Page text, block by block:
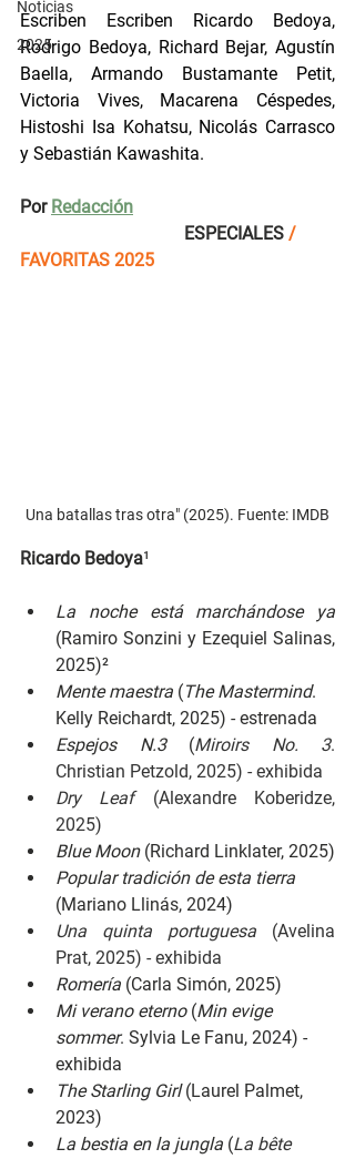
Noticias
2025
Escriben Escriben Ricardo Bedoya,
Rodrigo Bedoya, Richard Bejar, Agustín
Baella, Armando Bustamante Petit,
Victoria Vives, Macarena Céspedes,
Histoshi Isa Kohatsu, Nicolás Carrasco
y Sebastián Kawashita.
Por Redacción
ESPECIALES /
FAVORITAS 2025
Una batallas tras otra" (2025). Fuente: IMDB
Ricardo Bedoya¹
(Ramiro Sonzini y Ezequiel Salinas,
2025)²
Mente maestra (The Mastermind.
Kelly Reichardt, 2025) - estrenada
Espejos N.3 (Miroirs No. 3.
Christian Petzold, 2025) - exhibida
Dry Leaf (Alexandre Koberidze,
2025)
Blue Moon (Richard Linklater, 2025)
Popular tradición de esta tierra
(Mariano Llinás, 2024)
Una quinta portuguesa (Avelina
Prat, 2025) - exhibida
Romería (Carla Simón, 2025)
Mi verano eterno (Min evige
sommer. Sylvia Le Fanu, 2024) -
exhibida
The Starling Girl (Laurel Palmet,
2023)
La bestia en la jungla (La bête